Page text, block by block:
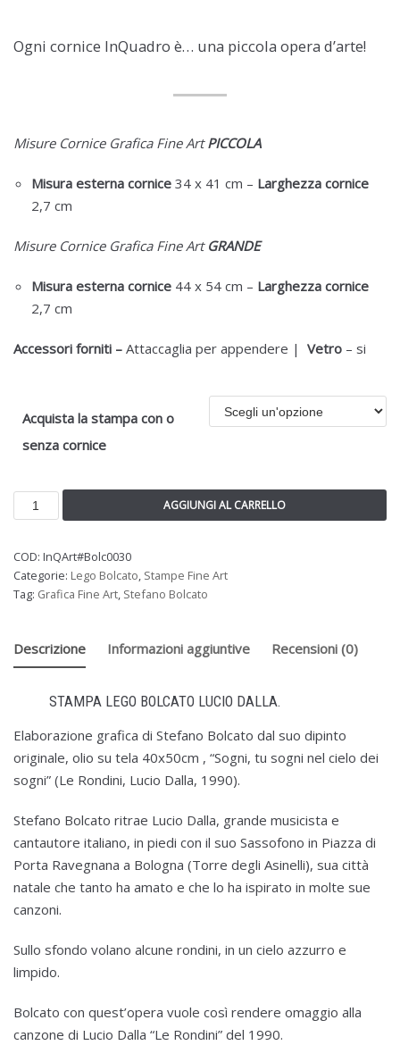
Ogni cornice InQuadro è… una piccola opera d’arte!
Misure Cornice Grafica Fine ArtPICCOLA
Misura esterna cornice 34 x 41 cm – Larghezza cornice
2,7 cm
Misure Cornice Grafica Fine ArtGRANDE
Misura esterna cornice 44 x 54 cm – Larghezza cornice
2,7 cm
Accessori forniti – Attaccaglia per appendere | Vetro – si
Acquista la stampa con o
senza cornice
AGGIUNGI AL CARRELLO
COD: InQArt#Bolc0030
Categorie: Lego Bolcato, Stampe Fine Art
Tag: Grafica Fine Art, Stefano Bolcato
Descrizione Informazioni aggiuntive Recensioni (0)
STAMPA LEGO BOLCATO LUCIO DALLA.
Elaborazione grafica di Stefano Bolcato dal suo dipinto
originale, olio su tela 40x50cm , “Sogni, tu sogni nel cielo dei
sogni” (Le Rondini, Lucio Dalla, 1990).
Stefano Bolcato ritrae Lucio Dalla, grande musicista e
cantautore italiano, in piedi con il suo Sassofono in Piazza di
Porta Ravegnana a Bologna (Torre degli Asinelli), sua città
natale che tanto ha amato e che lo ha ispirato in molte sue
canzoni.
Sullo sfondo volano alcune rondini, in un cielo azzurro e
limpido.
Bolcato con quest’opera vuole così rendere omaggio alla
canzone di Lucio Dalla “Le Rondini” del 1990.